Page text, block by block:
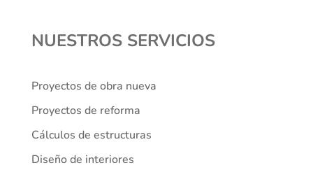
NUESTROS SERVICIOS
Proyectos de obra nueva
Proyectos de reforma
Cálculos de estructuras
Diseño de interiores